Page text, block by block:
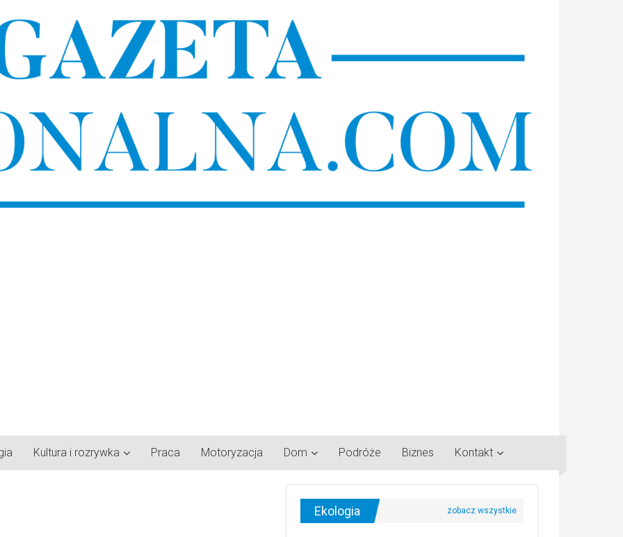
Kultura i rozrywka Praca Motoryzacja Dom Podróże Biznes Kontakt
Ekologia